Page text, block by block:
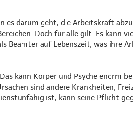
es darum geht, die Arbeitskraft
Doch für alle gilt: Es kann
Beamter auf Lebenszeit, was ihre
kann Körper und Psyche enorm
sind andere Krankheiten,
ist, kann seine Pflicht